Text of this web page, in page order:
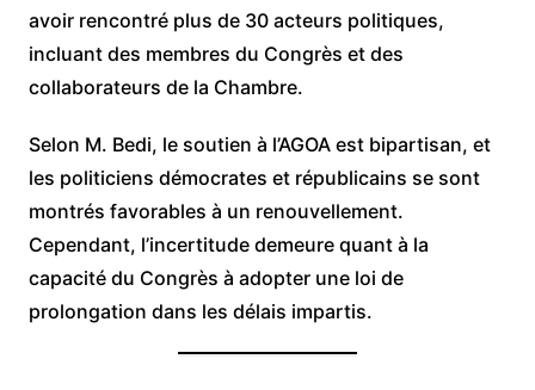
avoir rencontré plus de 30 acteurs politiques,
incluant des membres du Congrès et des
collaborateurs de la Chambre.
Selon M. Bedi, le soutien à l’AGOA est bipartisan, et
les politiciens démocrates et républicains se sont
montrés favorables à un renouvellement.
Cependant, l’incertitude demeure quant à la
capacité du Congrès à adopter une loi de
prolongation dans les délais impartis.